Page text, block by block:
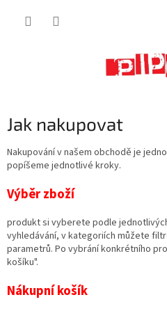
Jak nakupovat
Nakupování v našem obchodě je
popíšeme jednotlivé kroky.
Výběr zboží
produkt si vyberete podle
vyhledávání, v kategoriích můžete
parametrů. Po vybrání konkrétního
košíku".
Nákupní košík